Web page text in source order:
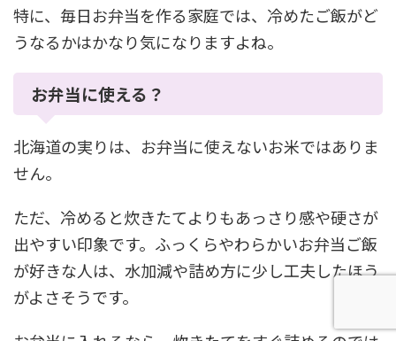
特に、毎日お弁当を作る家庭では、冷めたご飯がど
うなるかはかなり気になりますよね。
お弁当に使える？
北海道の実りは、お弁当に使えないお米ではありま
せん。
ただ、冷めると炊きたてよりもあっさり感や硬さが
出やすい印象です。ふっくらやわらかいお弁当ご飯
が好きな人は、水加減や詰め方に少し工夫したほう
がよさそうです。